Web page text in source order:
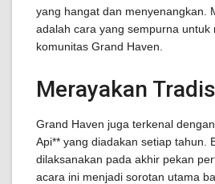
yang hangat dan menyenangkan.
adalah cara yang sempurna untuk
komunitas Grand Haven.
Merayakan
Grand Haven juga terkenal
Api** yang diadakan setiap tahun.
dilaksanakan pada akhir pekan
acara ini menjadi sorotan utama